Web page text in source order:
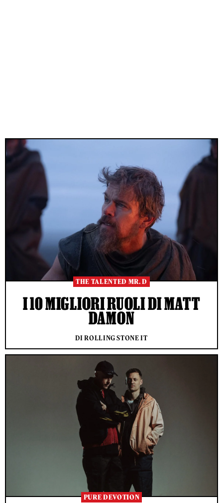
THE TALENTED MR. D
I 10 MIGLIORI RUOLI DI MATT
DAMON
DI ROLLING STONE IT
PURE DEVOTION